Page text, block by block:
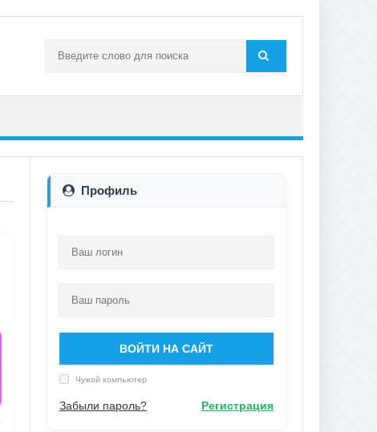
Профиль
ВОЙТИ НА САЙТ
Чужой компьютер
Забыли пароль? Регистрация